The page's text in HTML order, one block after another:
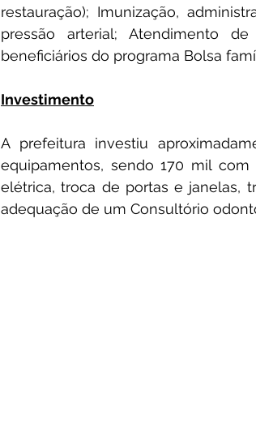
restauração); Imunização,
pressão arterial; Atendimento
beneficiários do programa Bolsa
Investimento
A prefeitura investiu
equipamentos, sendo 170 mil
elétrica, troca de portas e janelas,
adequação de um Consultório